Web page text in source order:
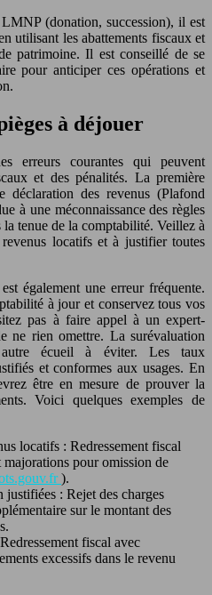
(donation, succession), il est
utilisant les abattements fiscaux et
patrimoine. Il est conseillé de se
pour anticiper ces opérations et
à déjouer
erreurs courantes qui peuvent
et des pénalités. La première
déclaration des revenus (Plafond
à une méconnaissance des règles
tenue de la comptabilité. Veillez à
locatifs et à justifier toutes
également une erreur fréquente.
à jour et conservez tous vos
pas à faire appel à un expert-
ne rien omettre. La surévaluation
autre écueil à éviter. Les taux
et conformes aux usages. En
être en mesure de prouver la
Voici quelques exemples de
locatifs : Redressement fiscal
majorations pour omission de
).
: Rejet des charges
sur le montant des
fiscal avec
excessifs dans le revenu